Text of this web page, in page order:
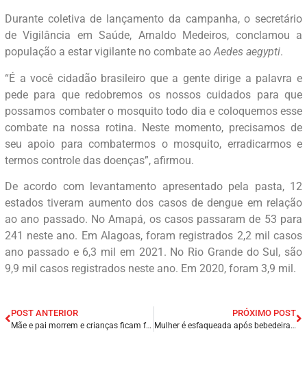
Durante coletiva de lançamento da campanha, o secretário
de Vigilância em Saúde, Arnaldo Medeiros, conclamou a
população a estar vigilante no combate aoAedes aegypti.
“É a você cidadão brasileiro que a gente dirige a palavra e
pede para que redobremos os nossos cuidados para que
possamos combater o mosquito todo dia e coloquemos esse
combate na nossa rotina. Neste momento, precisamos de
seu apoio para combatermos o mosquito, erradicarmos e
termos controle das doenças”, afirmou.
De acordo com levantamento apresentado pela pasta, 12
estados tiveram aumento dos casos de dengue em relação
ao ano passado. No Amapá, os casos passaram de 53 para
241 neste ano. Em Alagoas, foram registrados 2,2 mil casos
ano passado e 6,3 mil em 2021. No Rio Grande do Sul, são
9,9 mil casos registrados neste ano. Em 2020, foram 3,9 mil.
POST ANTERIOR
Mãe e pai morrem e crianças ficam feridas em acidente na PI-112, Norte do Piauí.
PRÓXIMO POST
Mulher é esfaqueada após bebedeira na cidade de Campina Grande/PB, marido é o principal suspeito.